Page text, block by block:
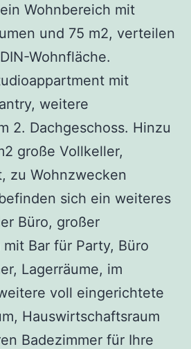
Wohnbereich mit
und 75 m2, verteilen
Wohnfläche.
mit
weitere
2. Dachgeschoss. Hinzu
große Vollkeller,
zu Wohnzwecken
sich ein weiteres
Büro, großer
Bar für Party, Büro
Lagerräume, im
voll eingerichtete
Hauswirtschaftsraum
Badezimmer für Ihre